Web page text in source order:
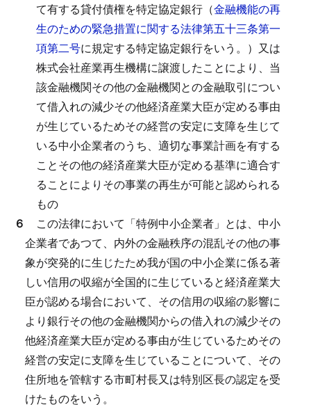
て有する貸付債権を特定協定銀行（金融機能の再
生のための緊急措置に関する法律第五十三条第一
項第二号に規定する特定協定銀行をいう。）又は
株式会社産業再生機構に譲渡したことにより、当
該金融機関その他の金融機関との金融取引につい
て借入れの減少その他経済産業大臣が定める事由
が生じているためその経営の安定に支障を生じて
いる中小企業者のうち、適切な事業計画を有する
ことその他の経済産業大臣が定める基準に適合す
ることによりその事業の再生が可能と認められる
もの
６ この法律において「特例中小企業者」とは、中小
企業者であつて、内外の金融秩序の混乱その他の事
象が突発的に生じたため我が国の中小企業に係る著
しい信用の収縮が全国的に生じていると経済産業大
臣が認める場合において、その信用の収縮の影響に
より銀行その他の金融機関からの借入れの減少その
他経済産業大臣が定める事由が生じているためその
経営の安定に支障を生じていることについて、その
住所地を管轄する市町村長又は特別区長の認定を受
けたものをいう。